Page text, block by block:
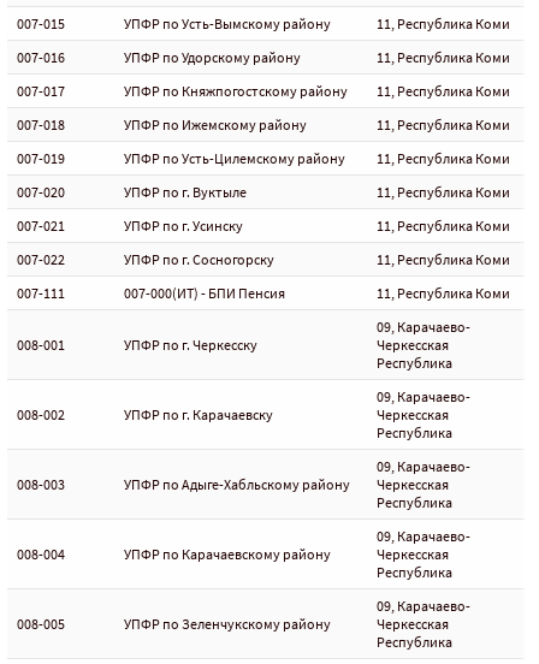
007-015 УПФР по Усть-Вымскому району
11, Республика Коми
007-016
УПФР по Удорскому району
11, Республика Коми
007-017
УПФР по Княжпогостскому району
11, Республика Коми
007-018
УПФР по Ижемскому району
11, Республика Коми
007-019
УПФР по Усть-Цилемскому району
11, Республика Коми
007-020
УПФР по г. Вуктыле
11, Республика Коми
007-021
УПФР по г. Усинску
11, Республика Коми
007-022
УПФР по г. Сосногорску
11, Республика Коми
007-111
007-000(ИТ) - БПИ Пенсия 11, Республика Коми
008-001 УПФР по г. Черкесску
09, Карачаево-
Черкесская
Республика
008-002 УПФР по г. Карачаевску
09, Карачаево-
Черкесская
Республика
008-003 УПФР по Адыге-Хабльскому району
09, Карачаево-
Черкесская
Республика
008-004 УПФР по Карачаевскому району
09, Карачаево-
Черкесская
Республика
008-005 УПФР по Зеленчукскому району
09, Карачаево-
Черкесская
Республика